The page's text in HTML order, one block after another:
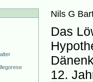
Nils G
Das
12.